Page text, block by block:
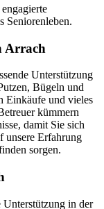
Seniorenleben.
Arrach
Unterstützung
Bügeln und
Einkäufe und vieles
kümmern
damit Sie sich
unsere Erfahrung
sorgen.
Unterstützung in der